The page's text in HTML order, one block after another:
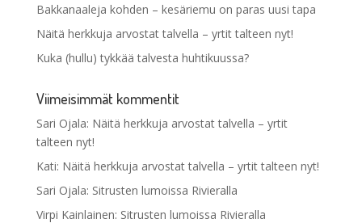
Bakkanaaleja kohden – kesäriemu on paras uusi tapa
Näitä herkkuja arvostat talvella – yrtit talteen nyt!
Kuka (hullu) tykkää talvesta huhtikuussa?
Viimeisimmät kommentit
Sari Ojala: Näitä herkkuja arvostat talvella – yrtit
talteen nyt!
Kati: Näitä herkkuja arvostat talvella – yrtit talteen nyt!
Sari Ojala: Sitrusten lumoissa Rivieralla
Virpi Kainlainen: Sitrusten lumoissa Rivieralla